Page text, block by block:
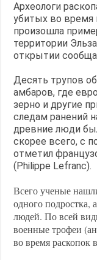
Археологи
убитых во время
произошла
территории
открытии
Десять трупов
амбаров, где
зерно и другие
следам ранений
древние люди
скорее всего, с
отметил
(Philippe Lefranc).
Всего ученые
одного подростка,
людей. По всей
военные трофеи
во время раскопок